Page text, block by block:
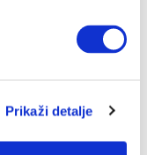
Prikaži detalje